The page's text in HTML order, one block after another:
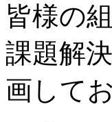
皆様の
課題解
画して